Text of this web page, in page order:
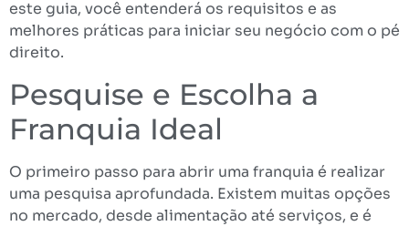
este guia, você entenderá os requisitos e as
melhores práticas para iniciar seu negócio com o pé
direito.
Pesquise e Escolha a
Franquia Ideal
O primeiro passo para abrir uma franquia é realizar
uma pesquisa aprofundada. Existem muitas opções
no mercado, desde alimentação até serviços, e é